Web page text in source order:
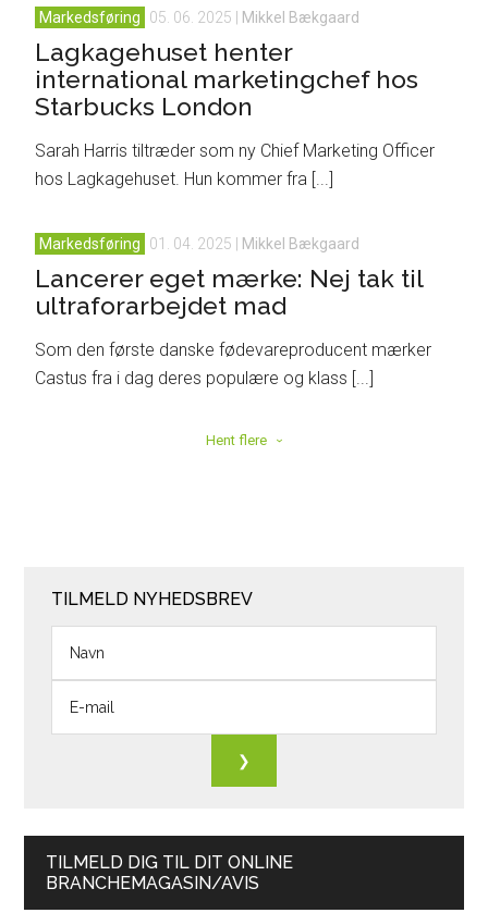
Markedsføring 05. 06. 2025 Mikkel Bækgaard
Lagkagehuset henter
international marketingchef hos
Starbucks London
Sarah Harris tiltræder som ny Chief Marketing Officer
hos Lagkagehuset. Hun kommer fra [...]
Markedsføring 01. 04. 2025 Mikkel Bækgaard
Lancerer eget mærke: Nej tak til
ultraforarbejdet mad
Som den første danske fødevareproducent mærker
Castus fra i dag deres populære og klass [...]
Hent flere
TILMELD NYHEDSBREV
TILMELD DIG TIL DIT ONLINE
BRANCHEMAGASIN/AVIS